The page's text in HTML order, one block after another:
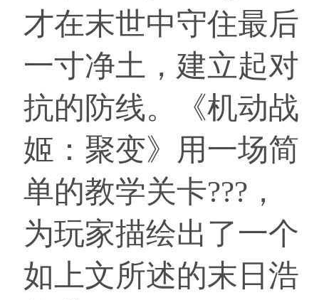
才在末世中守住最后
一寸净土，建立起对
抗的防线。《机动战
姬：聚变》用一场简
单的教学关卡???，
为玩家描绘出了一个
如上文所述的末日浩